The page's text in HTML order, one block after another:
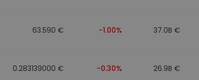
63.590 € -1.00% 37.0B €
0.283139000 € -0.30% 26.9B €